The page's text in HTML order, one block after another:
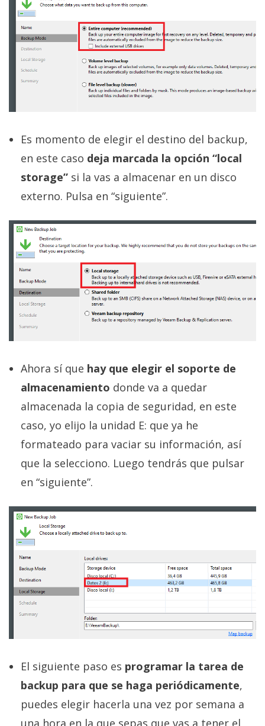
Es momento de elegir el destino del backup,
en este caso deja marcada la opción “local
storage” si la vas a almacenar en un disco
externo. Pulsa en “siguiente”.
Ahora sí que hay que elegir el soporte de
almacenamiento donde va a quedar
almacenada la copia de seguridad, en este
caso, yo elijo la unidad E: que ya he
formateado para vaciar su información, así
que la selecciono. Luego tendrás que pulsar
en “siguiente”.
El siguiente paso es programar la tarea de
backup para que se haga periódicamente,
puedes elegir hacerla una vez por semana a
una hora en la que sepas que vas a tener el